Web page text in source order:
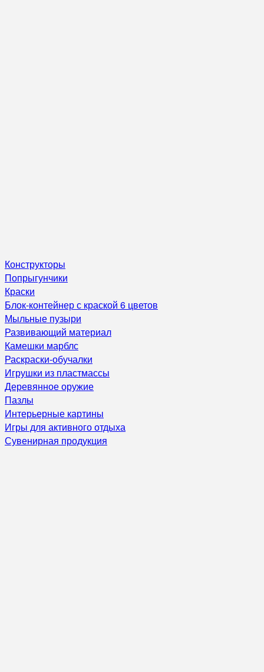
Конструкторы
Попрыгунчики
Краски
Блок-контейнер с краской 6 цветов
Мыльные пузыри
Развивающий материал
Камешки марблс
Раскраски-обучалки
Игрушки из пластмассы
Деревянное оружие
Пазлы
Интерьерные картины
Игры для активного отдыха
Сувенирная продукция